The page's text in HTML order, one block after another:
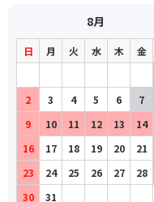
8月
日 月 火 水 木 金
2
3 4 5 6 7
9
10 11 12 13 14
16
17 18 19 20 21
23
24 25 26 27 28
30
31